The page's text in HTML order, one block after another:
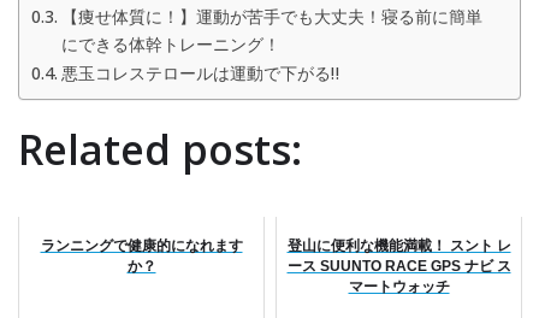
【痩せ体質に！】運動が苦手でも大丈夫！寝る前に簡単
にできる体幹トレーニング！
悪玉コレステロールは運動で下がる‼︎
Related posts:
ランニングで健康的になれます
か？
登山に便利な機能満載！ スント レ
ース SUUNTO RACE GPS ナビ ス
マートウォッチ